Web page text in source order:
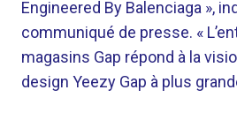
Engineered By Balenciaga »,
communiqué de presse. «
magasins Gap répond à la
design Yeezy Gap à plus